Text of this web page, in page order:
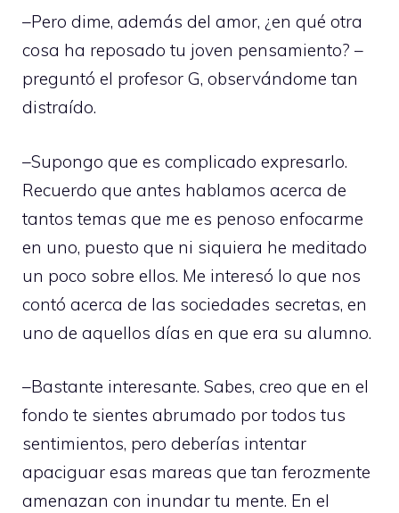
–Pero dime, además del amor, ¿en qué otra
cosa ha reposado tu joven pensamiento? –
preguntó el profesor G, observándome tan
distraído.
–Supongo que es complicado expresarlo.
Recuerdo que antes hablamos acerca de
tantos temas que me es penoso enfocarme
en uno, puesto que ni siquiera he meditado
un poco sobre ellos. Me interesó lo que nos
contó acerca de las sociedades secretas, en
uno de aquellos días en que era su alumno.
–Bastante interesante. Sabes, creo que en el
fondo te sientes abrumado por todos tus
sentimientos, pero deberías intentar
apaciguar esas mareas que tan ferozmente
amenazan con inundar tu mente. En el